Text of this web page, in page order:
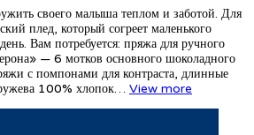
своего малыша теплом и заботой. Для
плед, который согреет маленького
Вам потребуется: пряжа для ручного
— 6 мотков основного шоколадного
с помпонами для контраста, длинные
100% хлопок… View more